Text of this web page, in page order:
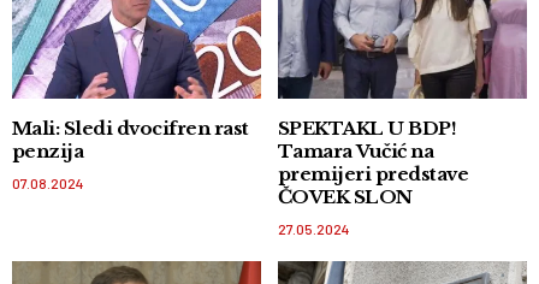
Mali: Sledi dvocifren rast
penzija
07.08.2024
SPEKTAKL U BDP!
Tamara Vučić na
premijeri predstave
ČOVEK SLON
27.05.2024